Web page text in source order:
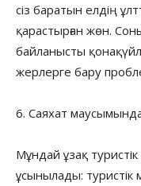
сіз баратын елдің
қарастырған жөн.
байланысты
жерлерге бару
6. Саяхат
Мұндай ұзақ
ұсынылады: